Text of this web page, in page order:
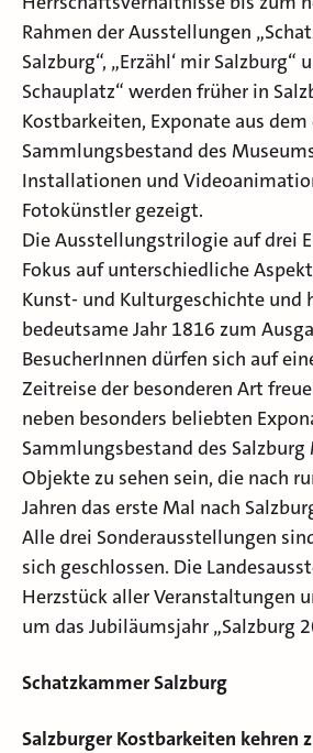
Rahmen der Ausstellungen
Salzburg“, „Erzähl‘ mir Salzburg“
Schauplatz“ werden früher in
Kostbarkeiten, Exponate aus dem
Sammlungsbestand des
Installationen und
Fotokünstler gezeigt.
Die Ausstellungstrilogie auf drei
Fokus auf unterschiedliche
Kunst- und Kulturgeschichte und
bedeutsame Jahr 1816 zum
BesucherInnen dürfen sich auf
Zeitreise der besonderen Art
neben besonders beliebten
Sammlungsbestand des Salzburg
Objekte zu sehen sein, die nach
Jahren das erste Mal nach
Alle drei Sonderausstellungen
sich geschlossen. Die
Herzstück aller Veranstaltungen
um das Jubiläumsjahr „Salzburg
Schatzkammer Salzburg
Salzburger Kostbarkeiten kehren